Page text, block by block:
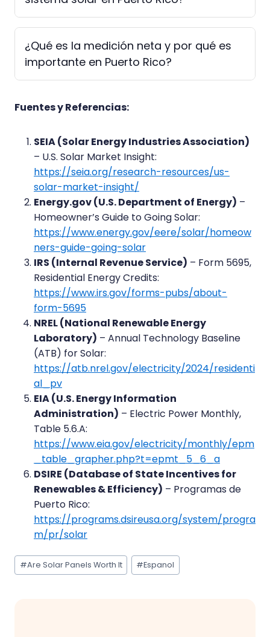
¿Qué es la medición neta y por qué es
importante en Puerto Rico?
Fuentes y Referencias:
SEIA (Solar Energy Industries Association)
– U.S. Solar Market Insight:
https://seia.org/research-resources/us-
solar-market-insight/
Energy.gov (U.S. Department of Energy) –
Homeowner’s Guide to Going Solar:
https://www.energy.gov/eere/solar/homeow
ners-guide-going-solar
IRS (Internal Revenue Service) – Form 5695,
Residential Energy Credits:
https://www.irs.gov/forms-pubs/about-
form-5695
NREL (National Renewable Energy
Laboratory) – Annual Technology Baseline
(ATB) for Solar:
https://atb.nrel.gov/electricity/2024/residenti
al_pv
EIA (U.S. Energy Information
Administration) – Electric Power Monthly,
Table 5.6.A:
https://www.eia.gov/electricity/monthly/epm
_table_grapher.php?t=epmt_5_6_a
DSIRE (Database of State Incentives for
Renewables & Efficiency) – Programas de
Puerto Rico:
https://programs.dsireusa.org/system/progra
m/pr/solar
Post
Tags:
#Are Solar Panels Worth It #Espanol